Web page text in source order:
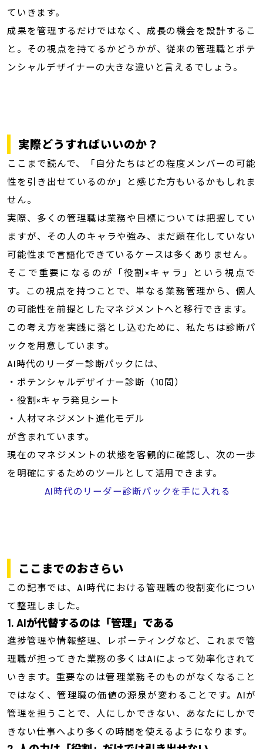
ていきます。
成果を管理するだけではなく、成長の機会を設計するこ
と。その視点を持てるかどうかが、従来の管理職とポテ
ンシャルデザイナーの大きな違いと言えるでしょう。
実際どうすればいいのか？
ここまで読んで、「自分たちはどの程度メンバーの可能
性を引き出せているのか」と感じた方もいるかもしれま
せん。
実際、多くの管理職は業務や目標については把握してい
ますが、その人のキャラや強み、まだ顕在化していない
可能性まで言語化できているケースは多くありません。
そこで重要になるのが「役割×キャラ」という視点で
す。この視点を持つことで、単なる業務管理から、個人
の可能性を前提としたマネジメントへと移行できます。
この考え方を実践に落とし込むために、私たちは診断パ
ックを用意しています。
AI時代のリーダー診断パックには、
・ポテンシャルデザイナー診断（10問）
・役割×キャラ発見シート
・人材マネジメント進化モデル
が含まれています。
現在のマネジメントの状態を客観的に確認し、次の一歩
を明確にするためのツールとして活用できます。
AI時代のリーダー診断パックを手に入れる
ここまでのおさらい
この記事では、AI時代における管理職の役割変化につい
て整理しました。
1. AIが代替するのは「管理」である
進捗管理や情報整理、レポーティングなど、これまで管
理職が担ってきた業務の多くはAIによって効率化されて
いきます。重要なのは管理業務そのものがなくなること
ではなく、管理職の価値の源泉が変わることです。AIが
管理を担うことで、人にしかできない、あなたにしかで
きない仕事へより多くの時間を使えるようになります。